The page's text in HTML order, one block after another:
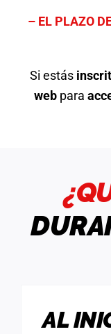
– EL PLAZO
Si estás
webpara
AL